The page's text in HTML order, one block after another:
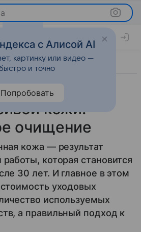
кожи:
очищение
кожа — результат
которая становится
30 лет. И главное в этом
уходовых
используемых
а правильный подход к
с Алисой AI
картинку или видео —
и точно
Попробовать